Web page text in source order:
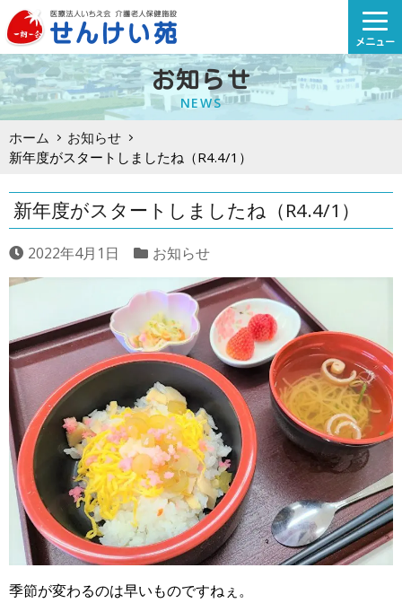
Skip
to
content
メニュー
お知らせ
NEWS
ホーム
お知らせ
新年度がスタートしましたね（R4.4/1）
新年度がスタートしましたね（R4.4/1）
2022年4月1日 お知らせ
季節が変わるのは早いものですねぇ。